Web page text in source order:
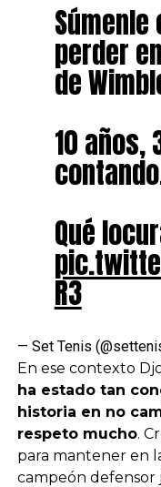
perder
de
10 años,
Qué
R3
— Set Tenis
En ese contexto
ha estado tan
historia en no
respeto mucho.
para mantener en
campeón